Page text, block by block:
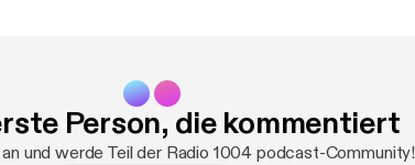
Person, die kommentiert
und werde Teil der Radio 1004 podcast-Community!